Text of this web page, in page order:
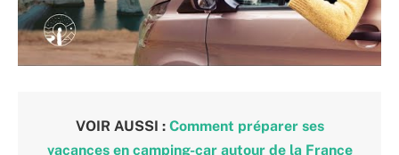
VOIR AUSSI : Comment préparer ses
vacances en camping-car autour de la France